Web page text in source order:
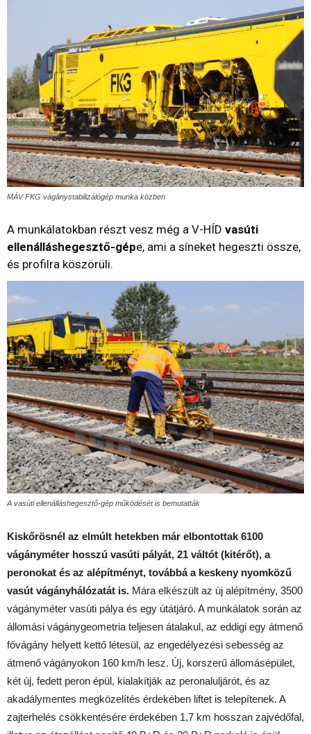
MÁV FKG vágánystabilizálógép munka közben
A munkálatokban részt vesz még a V-HÍD vasúti
ellenálláshegesztő-gépe, ami a síneket hegeszti össze,
és profilra köszörüli.
A vasúti ellenálláshegesztő-gép működését is bemutatták
Kiskőrösnél az elmúlt hetekben már elbontottak 6100
vágányméter hosszú vasúti pályát, 21 váltót (kitérőt), a
peronokat és az alépítményt, továbbá a keskeny nyomközű
vasút vágányhálózatát is. Mára elkészült az új alépítmény, 3500
vágányméter vasúti pálya és egy útátjáró. A munkálatok során az
állomási vágánygeometria teljesen átalakul, az eddigi egy átmenő
fővágány helyett kettő létesül, az engedélyezési sebesség az
átmenő vágányokon 160 km/h lesz. Új, korszerű állomásépület,
két új, fedett peron épül, kialakítják az peronaluljárót, és az
akadálymentes megközelítés érdekében liftet is telepítenek. A
zajterhelés csökkentésére érdekében 1,7 km hosszan zajvédőfal,